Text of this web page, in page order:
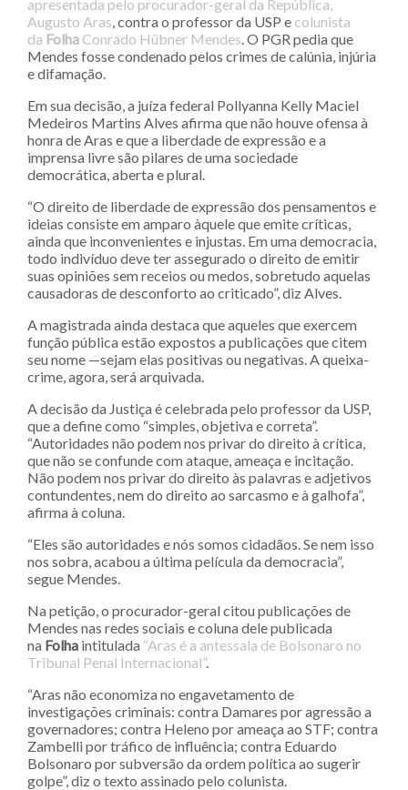
apresentada pelo procurador-geral da República,
Augusto Aras , contra o professor da USP e colunista
da Folha Conrado Hübner Mendes . O PGR pedia que
Mendes fosse condenado pelos crimes de calúnia, injúria
e difamação.
Em sua decisão, a juíza federal Pollyanna Kelly Maciel
Medeiros Martins Alves afirma que não houve ofensa à
honra de Aras e que a liberdade de expressão e a
imprensa livre são pilares de uma sociedade
democrática, aberta e plural.
“O direito de liberdade de expressão dos pensamentos e
ideias consiste em amparo àquele que emite críticas,
ainda que inconvenientes e injustas. Em uma democracia,
todo indivíduo deve ter assegurado o direito de emitir
suas opiniões sem receios ou medos, sobretudo aquelas
causadoras de desconforto ao criticado”, diz Alves.
A magistrada ainda destaca que aqueles que exercem
função pública estão expostos a publicações que citem
seu nome —sejam elas positivas ou negativas. A queixa-
crime, agora, será arquivada.
A decisão da Justiça é celebrada pelo professor da USP,
que a define como “simples, objetiva e correta”.
“Autoridades não podem nos privar do direito à crítica,
que não se confunde com ataque, ameaça e incitação.
Não podem nos privar do direito às palavras e adjetivos
contundentes, nem do direito ao sarcasmo e à galhofa”,
afirma à coluna.
“Eles são autoridades e nós somos cidadãos. Se nem isso
nos sobra, acabou a última película da democracia”,
segue Mendes.
Na petição, o procurador-geral citou publicações de
Mendes nas redes sociais e coluna dele publicada
na Folha intitulada “Aras é a antessala de Bolsonaro no
Tribunal Penal Internacional”.
“Aras não economiza no engavetamento de
investigações criminais: contra Damares por agressão a
governadores; contra Heleno por ameaça ao STF; contra
Zambelli por tráfico de influência; contra Eduardo
Bolsonaro por subversão da ordem política ao sugerir
golpe”, diz o texto assinado pelo colunista.